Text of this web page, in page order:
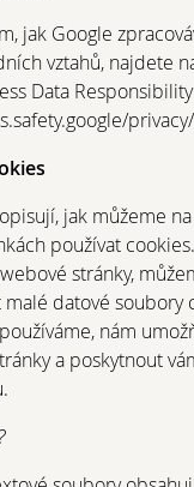
jak Google
vztahů, najdete
Data
jak můžeme
používat
stránky,
datové soubory
nám
a poskytnout